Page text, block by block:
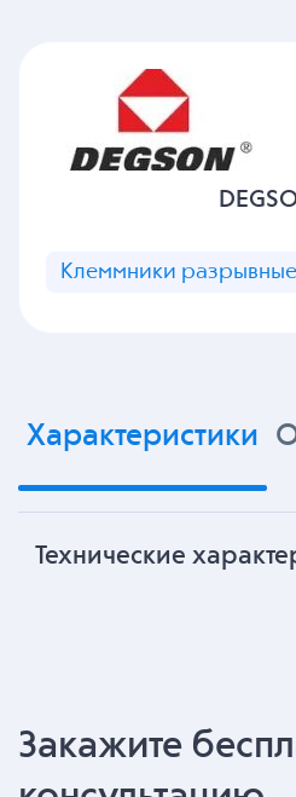
Клеммники разрывные
Характеристики
Технические
Закажите